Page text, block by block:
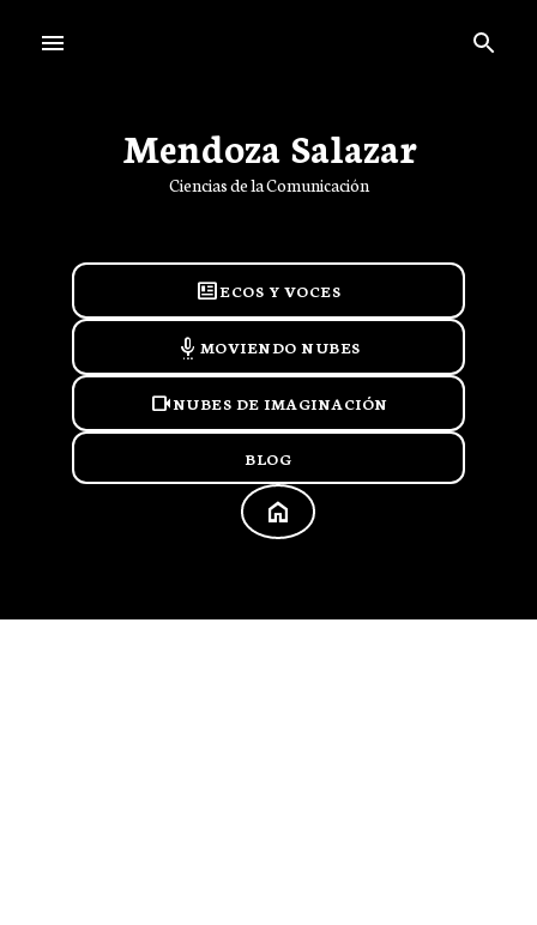
Mendoza Salazar
Ciencias de la Comunicación
HOME
newsmodeECOS Y VOCES
settings_voice MOVIENDO NUBES
videocamNUBES DE IMAGINACIÓN
BLOG